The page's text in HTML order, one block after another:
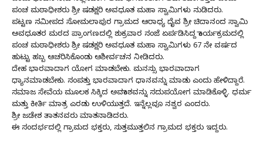
ಪಂಚ ಮಠಾಧೀಶರು ಶ್ರೀ ಷಡಕ್ಷರಿ ಅವಧೂತ ಮಹಾ ಸ್ವಾಮಿಗಳು ನುಡಿದರು.
ಪಟ್ಟಣ ಸಮೀಪದ ಸೋಮಲಾಪುರ ಗ್ರಾಮದ ಆರಾಧ್ಯ ದೈವ ಶ್ರೀ ಚಿದಾನಂದ ಸ್ವಾಮಿ
ಅವಧೂತರ ಮಠದ ಪ್ರಾಂಗಣದಲ್ಲಿ ಶುಕ್ರವಾರ ಸಂಜೆ ಏರ್ಪಡಿಸಿದ್ದ ಕಾರ್ಯಕ್ರಮದಲ್ಲಿ
ಪಂಚ ಮಠಾಧೀಶರು ಶ್ರೀ ಷಡಕ್ಷರಿ ಅವಧೂತ ಮಹಾ ಸ್ವಾಮಿಗಳು 67 ನೇ ವರ್ಷದ
ಹುಟ್ಟು ಹಬ್ಬ ಆಚರಿಸಿಕೊಂಡು ಆಶೀರ್ವಚನ ನೀಡಿದರು.
ದೇಹ ಭಾರವಾದಾಗ ಯೋಗ ಮಾಡಬೇಕು. ಮನಸ್ಸು ಭಾರವಾದಾಗ
ಧ್ಯಾನಮಾಡಬೇಕು. ಸಂಪತ್ತು ಭಾರವಾದಾಗ ಧಾನವನ್ನು ಮಾಡು ಎಂದು ಹೇಳಿದ್ದಾರೆ.
ಸಮಾಜ ಸೇವೆಯ ಮೂಲಕ ಸಿಕ್ಕಿದ ಅವಕಾಶವನ್ನು ಸದುಪಯೋಗ ಮಾಡಿಕೊಳ್ಳಿ. ಧರ್ಮ
ಮತ್ತು ಕೀರ್ತಿ ಮಾತ್ರ ಎರಡು ಉಳಿಯುತ್ತದೆ. ಇನ್ನೆಲ್ಲವೂ ನಶ್ವರ ಎಂದರು.
ಶ್ರೀ ಜಡೇಶ ತಾತನವರು ಮಾತನಾಡಿದರು.
ಈ ಸಂದರ್ಭದಲ್ಲಿ ಗ್ರಾಮದ ಭಕ್ತರು, ಸುತ್ತಮುತ್ತಲಿನ ಗ್ರಾಮದ ಭಕ್ತರು ಇದ್ದರು.